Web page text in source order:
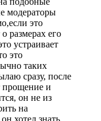
модераторы
это
размерах его
устраивает
это
таких
сразу, после
прощение и
он не из
на
хотел знать